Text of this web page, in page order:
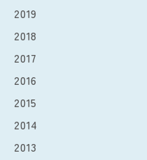
2019
2018
2017
2016
2015
2014
2013